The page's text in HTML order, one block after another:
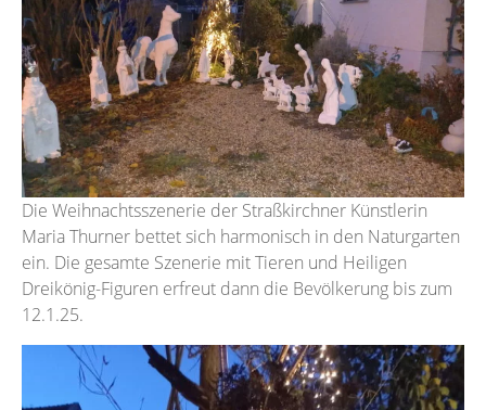
Die Weihnachtsszenerie der Straßkirchner Künstlerin
Maria Thurner bettet sich harmonisch in den Naturgarten
ein. Die gesamte Szenerie mit Tieren und Heiligen
Dreikönig-Figuren erfreut dann die Bevölkerung bis zum
12.1.25.